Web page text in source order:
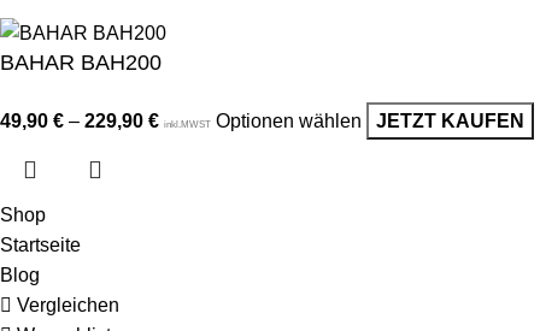
BAHAR BAH200
49,90 € – 229,90 € inkl.MWST Optionen wählen JETZT KAUFEN
Shop
Startseite
Blog
Vergleichen